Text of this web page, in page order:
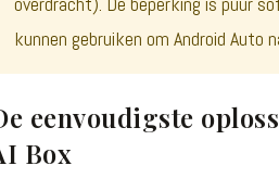
kunnen gebruiken om Android Auto
eenvoudigste
Box